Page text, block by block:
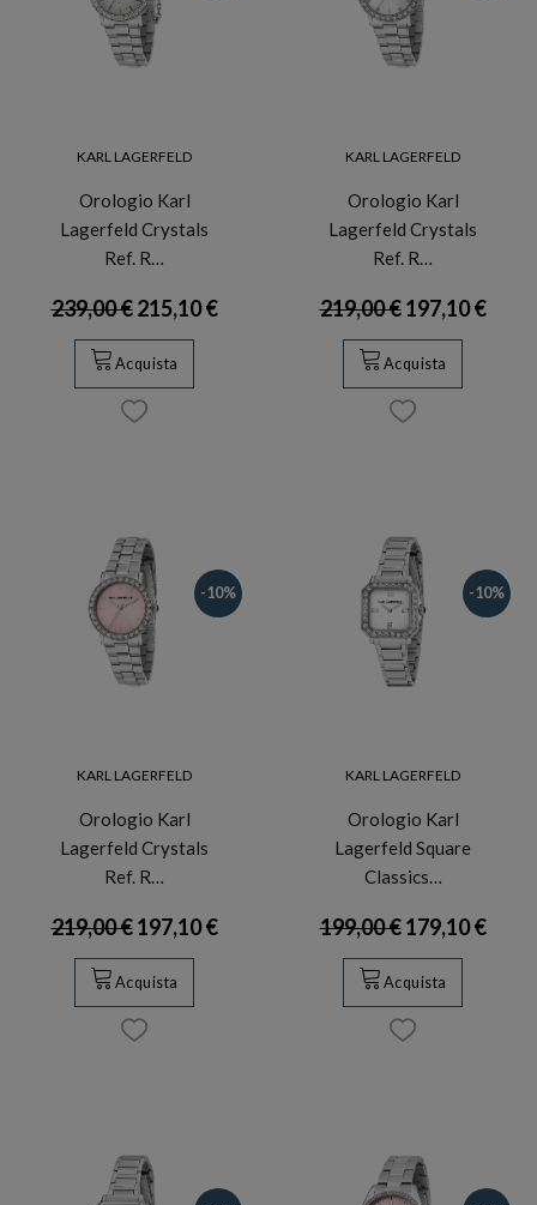
KARL LAGERFELD
Orologio Karl
Lagerfeld Crystals
Ref. R…
239,00 €215,10 €
Acquista
KARL LAGERFELD
Orologio Karl
Lagerfeld Crystals
Ref. R…
219,00 €197,10 €
Acquista
-10%
KARL LAGERFELD
Orologio Karl
Lagerfeld Crystals
Ref. R…
219,00 €197,10 €
Acquista
-10%
KARL LAGERFELD
Orologio Karl
Lagerfeld Square
Classics…
199,00 €179,10 €
Acquista